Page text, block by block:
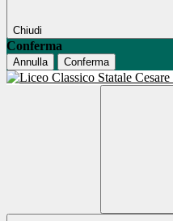
Chiudi
Conferma
Annulla Conferma